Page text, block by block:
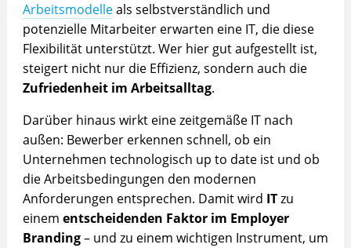
Arbeitsmodelleals selbstverständlich und
potenzielle Mitarbeiter erwarten eine IT, die diese
Flexibilität unterstützt. Wer hier gut aufgestellt ist,
steigert nicht nur die Effizienz, sondern auch die
Zufriedenheit im Arbeitsalltag.
Darüber hinaus wirkt eine zeitgemäße IT nach
außen: Bewerber erkennen schnell, ob ein
Unternehmen technologisch up to date ist und ob
die Arbeitsbedingungen den modernen
Anforderungen entsprechen. Damit wird ITzu
einem entscheidenden Faktor im Employer
Branding– und zu einem wichtigen Instrument, um